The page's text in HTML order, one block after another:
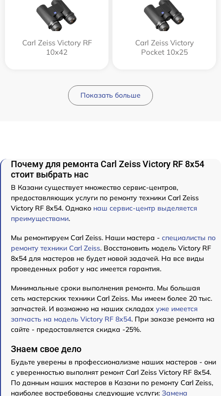
Carl Zeiss Victory RF
10x42
Carl Zeiss Victory
Pocket 10x25
Показать больше
Почему для ремонта Carl Zeiss Victory RF 8x54
стоит выбрать нас
В Казани существует множество сервис-центров,
предоставляющих услуги по ремонту техники Carl Zeiss
Victory RF 8x54. Однако наш сервис-центр выделяется
преимуществами.
Мы ремонтируем Carl Zeiss. Наши мастера - специалисты по
ремонту техники Carl Zeiss. Восстановить модель Victory RF
8x54 для мастеров не будет новой задачей. На все виды
проведенных работ у нас имеется гарантия.
Минимальные сроки выполнения ремонта. Мы большая
сеть мастерских техники Carl Zeiss. Мы имеем более 20 тыс.
запчастей. И возможно на наших складах уже имеется
запчасть на модель Victory RF 8x54. При заказе ремонта на
сайте - предоставляется скидка -25%.
Знаем свое дело
Будьте уверены в профессионализме наших мастеров - они
с уверенностью выполнят ремонт Carl Zeiss Victory RF 8x54.
По данным наших мастеров в Казани по ремонту Carl Zeiss,
наиболее востребованы следующие услуги: Замена